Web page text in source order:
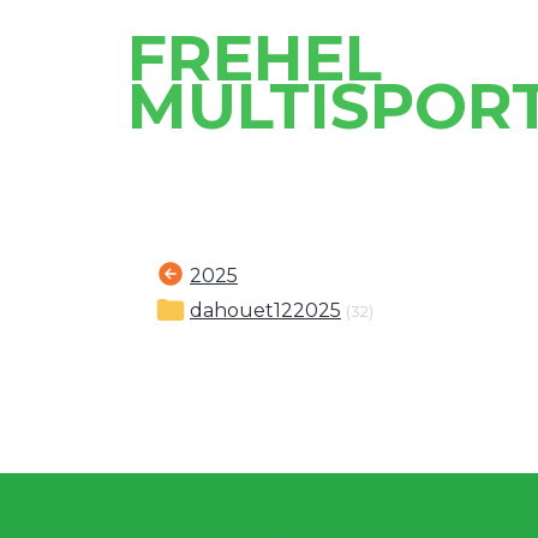
FREHEL
2025
dahouet122025 (32)